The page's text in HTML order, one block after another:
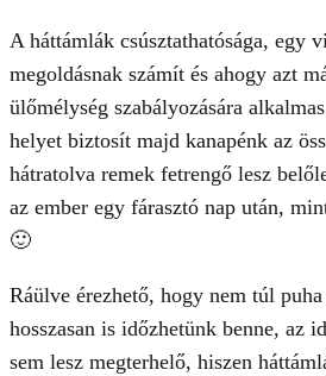
A háttámlák csúsztathatósága, egy
megoldásnak számít és ahogy azt
ülőmélység szabályozására
helyet biztosít majd kanapénk az
hátratolva remek fetrengő lesz
az ember egy fárasztó nap után,
🙂
Ráülve érezhető, hogy nem túl
hosszasan is időzhetünk benne, az
sem lesz megterhelő, hiszen